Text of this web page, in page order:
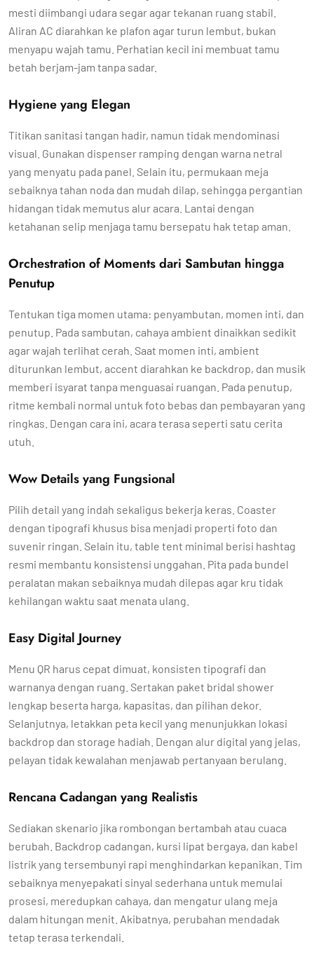
mesti diimbangi udara segar agar tekanan ruang stabil.
Aliran AC diarahkan ke plafon agar turun lembut, bukan
menyapu wajah tamu. Perhatian kecil ini membuat tamu
betah berjam-jam tanpa sadar.
Hygiene yang Elegan
Titikan sanitasi tangan hadir, namun tidak mendominasi
visual. Gunakan dispenser ramping dengan warna netral
yang menyatu pada panel. Selain itu, permukaan meja
sebaiknya tahan noda dan mudah dilap, sehingga pergantian
hidangan tidak memutus alur acara. Lantai dengan
ketahanan selip menjaga tamu bersepatu hak tetap aman.
Orchestration of Moments dari Sambutan hingga
Penutup
Tentukan tiga momen utama: penyambutan, momen inti, dan
penutup. Pada sambutan, cahaya ambient dinaikkan sedikit
agar wajah terlihat cerah. Saat momen inti, ambient
diturunkan lembut, accent diarahkan ke backdrop, dan musik
memberi isyarat tanpa menguasai ruangan. Pada penutup,
ritme kembali normal untuk foto bebas dan pembayaran yang
ringkas. Dengan cara ini, acara terasa seperti satu cerita
utuh.
Wow Details yang Fungsional
Pilih detail yang indah sekaligus bekerja keras. Coaster
dengan tipografi khusus bisa menjadi properti foto dan
suvenir ringan. Selain itu, table tent minimal berisi hashtag
resmi membantu konsistensi unggahan. Pita pada bundel
peralatan makan sebaiknya mudah dilepas agar kru tidak
kehilangan waktu saat menata ulang.
Easy Digital Journey
Menu QR harus cepat dimuat, konsisten tipografi dan
warnanya dengan ruang. Sertakan paket bridal shower
lengkap beserta harga, kapasitas, dan pilihan dekor.
Selanjutnya, letakkan peta kecil yang menunjukkan lokasi
backdrop dan storage hadiah. Dengan alur digital yang jelas,
pelayan tidak kewalahan menjawab pertanyaan berulang.
Rencana Cadangan yang Realistis
Sediakan skenario jika rombongan bertambah atau cuaca
berubah. Backdrop cadangan, kursi lipat bergaya, dan kabel
listrik yang tersembunyi rapi menghindarkan kepanikan. Tim
sebaiknya menyepakati sinyal sederhana untuk memulai
prosesi, meredupkan cahaya, dan mengatur ulang meja
dalam hitungan menit. Akibatnya, perubahan mendadak
tetap terasa terkendali.